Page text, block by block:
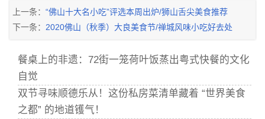
上一条： “佛山十大名小吃”评选本周出炉/狮山舌尖美食推荐
下一条： 2020佛山（秋季）大良美食节/禅城风味小吃好去处
餐桌上的非遗：72街一笼荷叶饭蒸出粤式快餐的文化
自觉
双节寻味顺德乐从！这份私房菜清单藏着 “世界美食
之都” 的地道镬气！